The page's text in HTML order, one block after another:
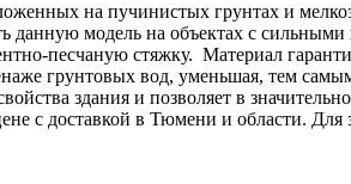
на пучинистых грунтах и
данную модель на объектах с
песчаную стяжку. Материал
грунтовых вод, уменьшая, тем
здания и позволяет в
с доставкой в Тюмени и области. Для